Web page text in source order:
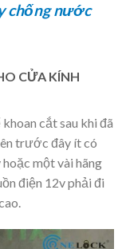
chống nước
CỬA KÍNH
cắt sau khi đã
trước đây ít có
một vài hãng
điện 12v phải đi